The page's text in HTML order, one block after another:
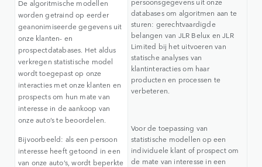
De algoritmische modellen
worden getraind op eerder
geanonimiseerde gegevens uit
onze klanten- en
prospectdatabases. Het aldus
verkregen statistische model
wordt toegepast op onze
interacties met onze klanten en
prospects om hun mate van
interesse in de aankoop van
onze auto’s te beoordelen.
Bijvoorbeeld: als een persoon
interesse heeft getoond in een
van onze auto’s, wordt beperkte
databases om algoritmen aan te
sturen: gerechtvaardigde
belangen van JLR Belux en JLR
Limited bij het uitvoeren van
statische analyses van
klantinteracties om haar
producten en processen te
verbeteren.
Voor de toepassing van
statistische modellen op een
individuele klant of prospect om
de mate van interesse in een